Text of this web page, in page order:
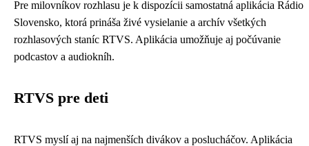
Pre milovníkov rozhlasu je k dispozícii samostatná aplikácia Rádio
Slovensko, ktorá prináša živé vysielanie a archív všetkých
rozhlasových staníc RTVS. Aplikácia umožňuje aj počúvanie
podcastov a audiokníh.
RTVS pre deti
RTVS myslí aj na najmenších divákov a poslucháčov. Aplikácia